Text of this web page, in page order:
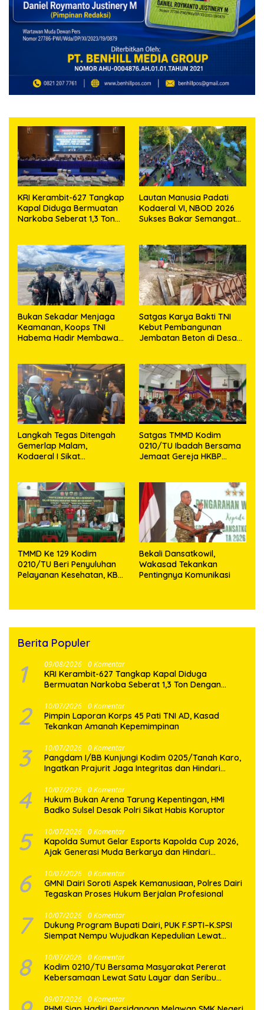
KRI Kerambit-627 Tangkap
Kapal Diduga Bermuatan
Narkoba Seberat 1,3 Ton
Lautan Manusia Padati
Kodaeral VI, NBOD 2026
Sukses Bakar Semangat
Bukan Sekadar Menjaga
Keamanan, Koops TNI
Habema Hadir Membawa
Satgas Karya Bakti TNI
Kebut Pembangunan
Jembatan Beton di Desa
Langkah Tegas Ditengah
Gemerlap Malam,
Kodaeral I Sikat
Tajam
Satgas TMMD Kodim
0210/TU Ibadah Bersama
Jemaat Gereja HKBP
TMMD Ke 129 Kodim
0210/TU Beri Penyuluhan
Pelayanan Kesehatan, KB
Bekali Dansatkowil,
Wakasad Tekankan
Pentingnya Komunikasi
Berita Populer
1 09/08/2026 0 Komentar
KRI Kerambit-627 Tangkap Kapal Diduga
Bermuatan Narkoba Seberat 1,3 Ton Dengan
2 10/07/2026 0 Komentar
Pimpin Laporan Korps 45 Pati TNI AD, Kasad
Tekankan Amanah Kepemimpinan
3 10/07/2026 0 Komentar
Pangdam I/BB Kunjungi Kodim 0205/Tanah Karo,
Ingatkan Prajurit Jaga Integritas dan Hindari
4 10/07/2026 0 Komentar
Hukum Bukan Arena Tarung Kepentingan, HMI
Badko Sulsel Desak Polri Sikat Habis Koruptor
5 10/07/2026 0 Komentar
Kapolda Sumut Gelar Esports Kapolda Cup 2026,
Ajak Generasi Muda Berkarya dan Hindari
6 10/07/2026 0 Komentar
GMNI Dairi Soroti Aspek Kemanusiaan, Polres Dairi
Tegaskan Proses Hukum Berjalan Profesional
7 10/07/2026 0 Komentar
Dukung Program Bupati Dairi, PUK F.SPTI–K.SPSI
Siempat Nempu Wujudkan Kepedulian Lewat
8 10/07/2026 0 Komentar
Kodim 0210/TU Bersama Masyarakat Pererat
Kebersamaan Lewat Satu Layar dan Seribu
09/07/2026 0 Komentar